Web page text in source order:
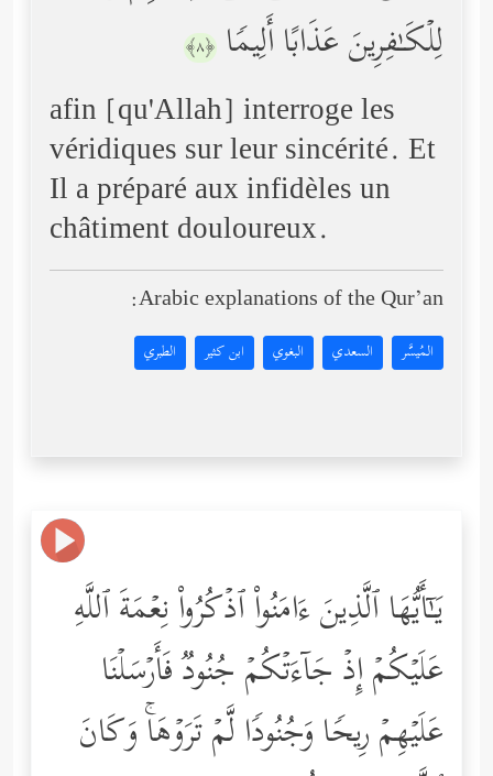
لِلۡكَـٰفِرِینَ عَذَابًا أَلِیمࣰا ﴿٨﴾
afin [qu'Allah] interroge les
véridiques sur leur sincérité. Et
Il a préparé aux infidèles un
châtiment douloureux.
Arabic explanations of the Qur’an:
المُيسَّر السعدي البغوي ابن كثير الطبري
یَـٰۤأَیُّهَا ٱلَّذِینَ ءَامَنُواْ ٱذۡكُرُواْ نِعۡمَةَ ٱللَّهِ
عَلَیۡكُمۡ إِذۡ جَاۤءَتۡكُمۡ جُنُودࣱ فَأَرۡسَلۡنَا
عَلَیۡهِمۡ رِیحࣰا وَجُنُودࣰا لَّمۡ تَرَوۡهَاۚ وَكَانَ